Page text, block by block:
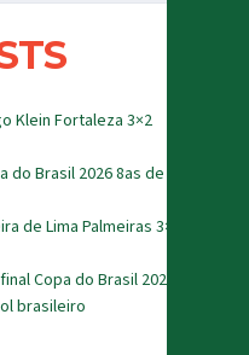
Klein Fortaleza 3×2
Brasil 2026 8as de final
de Lima Palmeiras 3×0
Copa do Brasil 2026
brasileiro